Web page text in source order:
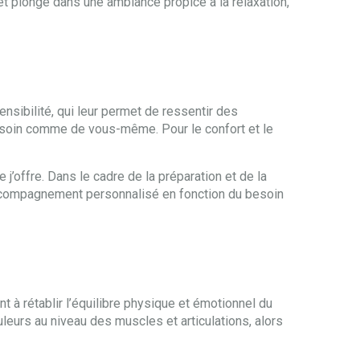
qui leur permet de ressentir des
comme de vous-même. Pour le confort et le
Dans le cadre de la préparation et de la
personnalisé en fonction du besoin
à rétablir l’équilibre physique et émotionnel du
au niveau des muscles et articulations, alors